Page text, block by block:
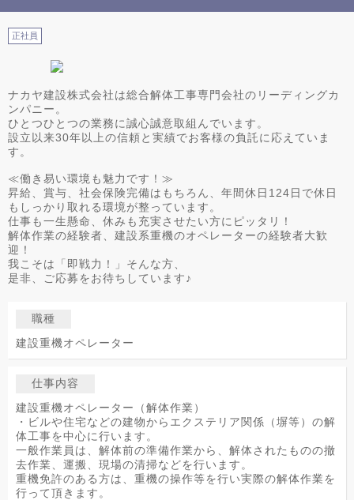
正社員
ナカヤ建設株式会社は総合解体工事専門会社のリーディングカ
ンパニー。
ひとつひとつの業務に誠心誠意取組んでいます。
設立以来30年以上の信頼と実績でお客様の負託に応えていま
す。
≪働き易い環境も魅力です！≫
昇給、賞与、社会保険完備はもちろん、年間休日124日で休日
もしっかり取れる環境が整っています。
仕事も一生懸命、休みも充実させたい方にピッタリ！
解体作業の経験者、建設系重機のオペレーターの経験者大歓
迎！
我こそは「即戦力！」そんな方、
是非、ご応募をお待ちしています♪
職種
建設重機オペレーター
仕事内容
建設重機オペレーター（解体作業）
・ビルや住宅などの建物からエクステリア関係（塀等）の解
体工事を中心に行います。
一般作業員は、解体前の準備作業から、解体されたものの撤
去作業、運搬、現場の清掃などを行います。
重機免許のある方は、重機の操作等を行い実際の解体作業を
行って頂きます。